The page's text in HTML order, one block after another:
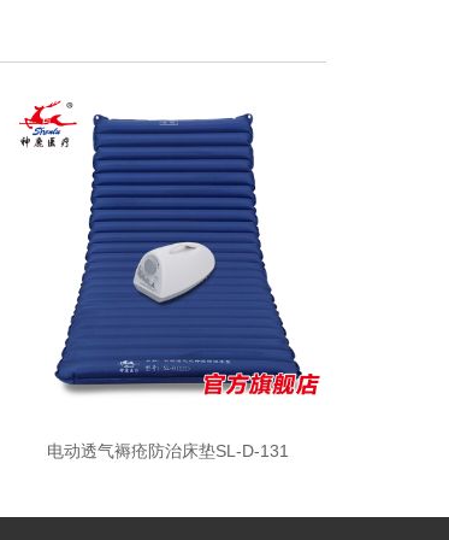
电动透气褥疮防治床垫SL-D-131